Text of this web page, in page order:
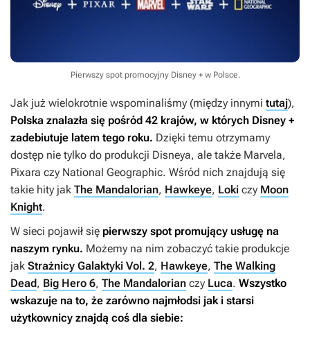
Pierwszy spot promocyjny Disney + w Polsce.
Jak już wielokrotnie wspominaliśmy (między innymi tutaj),
Polska znalazła się pośród 42 krajów, w których Disney +
zadebiutuje latem tego roku. Dzięki temu otrzymamy
dostęp nie tylko do produkcji Disneya, ale także Marvela,
Pixara czy National Geographic. Wśród nich znajdują się
takie hity jak The Mandalorian, Hawkeye, Loki czy Moon
Knight.
W sieci pojawił się pierwszy spot promujący usługę na
naszym rynku. Możemy na nim zobaczyć takie produkcje
jak Strażnicy Galaktyki Vol. 2, Hawkeye, The Walking
Dead, Big Hero 6, The Mandalorian czy Luca. Wszystko
wskazuje na to, że zarówno najmłodsi jak i starsi
użytkownicy znajdą coś dla siebie: